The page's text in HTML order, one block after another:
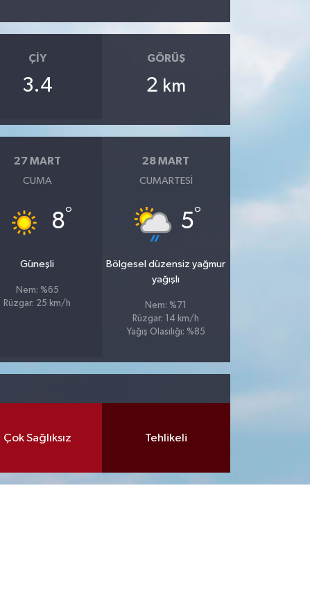
ÇIY
3.4
GÖRÜŞ
2 km
27 MART
CUMA
8°
Güneşli
Nem: %65
Rüzgar: 25 km/h
28 MART
CUMARTESI
5°
Bölgesel düzensiz yağmur
yağışlı
Nem: %71
Rüzgar: 14 km/h
Yağış Olasılığı: %85
Çok Sağlıksız Tehlikeli